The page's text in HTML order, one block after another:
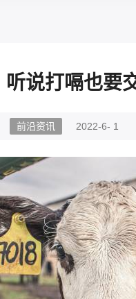
说打嗝也要
前沿资讯 2022-6- 1